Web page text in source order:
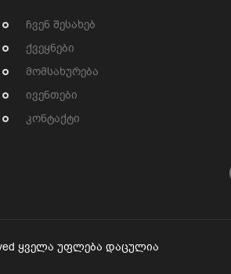
ჩვენ შესახებ
ქვეყნები
მომსახურება
ივენთები
კონტაქტი
ყველა უფლება დაცულია